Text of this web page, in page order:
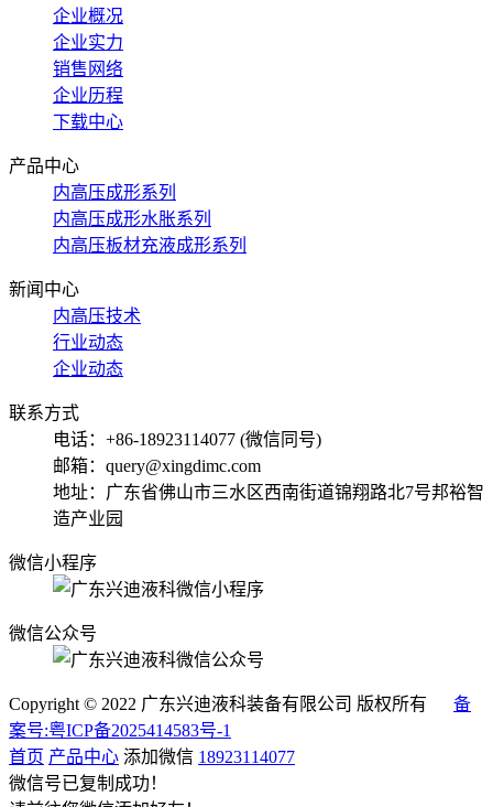
企业概况
企业实力
销售网络
企业历程
下载中心
产品中心
内高压成形系列
内高压成形水胀系列
内高压板材充液成形系列
新闻中心
内高压技术
行业动态
企业动态
联系方式
电话：+86-18923114077 (微信同号)
邮箱：query@xingdimc.com
地址：广东省佛山市三水区西南街道锦翔路北7号邦裕智
造产业园
微信小程序
微信公众号
Copyright © 2022 广东兴迪液科装备有限公司 版权所有 备
案号:粤ICP备2025414583号-1
首页 产品中心 添加微信 18923114077
微信号已复制成功！